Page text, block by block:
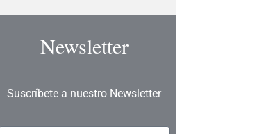
Newsletter
Suscríbete a nuestro Newsletter